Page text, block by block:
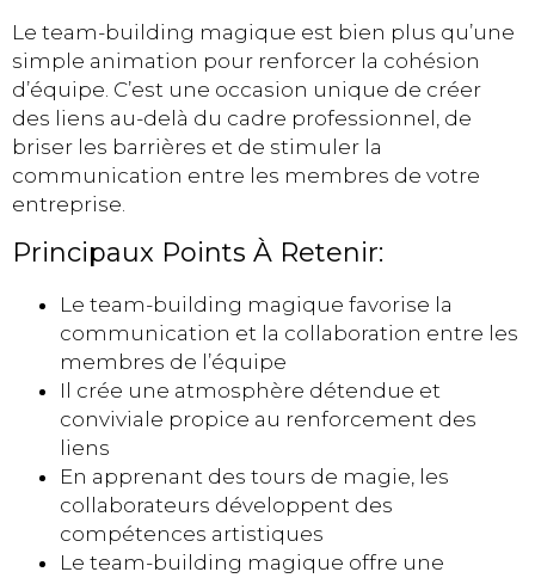
Le team-building magique est bien plus qu’une
simple animation pour renforcer la cohésion
d’équipe. C’est une occasion unique de créer
des liens au-delà du cadre professionnel, de
briser les barrières et de stimuler la
communication entre les membres de votre
entreprise.
Principaux Points À Retenir:
Le team-building magique favorise la
communication et la collaboration entre les
membres de l’équipe
Il crée une atmosphère détendue et
conviviale propice au renforcement des
liens
En apprenant des tours de magie, les
collaborateurs développent des
compétences artistiques
Le team-building magique offre une